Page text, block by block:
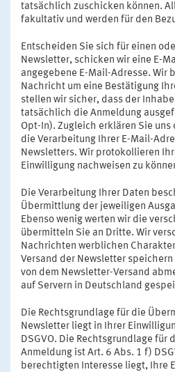
tatsächlich zuschicken können.
fakultativ und werden für den
Entscheiden Sie sich für einen
Newsletter, schicken wir eine E-
angegebene E-Mail-Adresse. Wir
Nachricht um eine Bestätigung
stellen wir sicher, dass der
tatsächlich die Anmeldung
Opt-In). Zugleich erklären Sie
die Verarbeitung Ihrer E-Mail-
Newsletters. Wir protokollieren
Einwilligung nachweisen zu
Die Verarbeitung Ihrer Daten
Übermittlung der jeweiligen
Ebenso wenig werten wir die
übermitteln Sie an Dritte. Wir
Nachrichten werblichen
Versand der Newsletter
von dem Newsletter-Versand
auf Servern in Deutschland
Die Rechtsgrundlage für die
Newsletter liegt in Ihrer
DSGVO. Die Rechtsgrundlage für
Anmeldung ist Art. 6 Abs. 1 f)
berechtigten Interesse liegt, Ihre